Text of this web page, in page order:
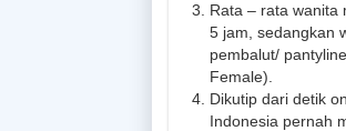
Rata – rata wanita
5 jam, sedangkan
pembalut/
Female).
Dikutip dari detik
Indonesia pernah